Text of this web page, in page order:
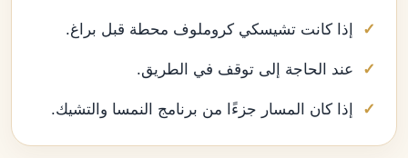
إذا كانت تشيسكي كروملوف محطة قبل براغ.
عند الحاجة إلى توقف في الطريق.
إذا كان المسار جزءًا من برنامج النمسا والتشيك.